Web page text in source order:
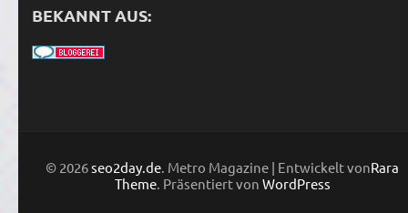
BEKANNT AUS:
© 2026seo2day.de. Metro Magazine | Entwickelt vonRara
Theme. Präsentiert von WordPress